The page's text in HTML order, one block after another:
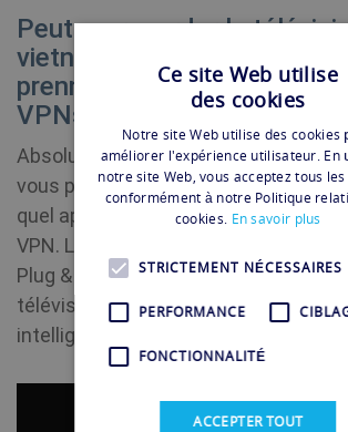
Peut-on regarder la
vietnamienne sur des
prennent pas nativement
VPNs ?
Absolument, vous le pouvez ! Avec
vous pouvez profiter de Shellfire VPN
quel appareil, même ceux sans
VPN. La Box fonctionne comme un
Plug & Play, vous permettant de
télévision vietnamienne sur votre
intelligent, console de jeu, ou même
Ce site Web utilise
des cookies
Notre site Web utilise des cookies
améliorer l'expérience utilisateur. En
notre site Web, vous acceptez tous
conformément à notre Politique
cookies. En savoir plus
STRICTEMENT NÉCESSAIRES
PERFORMANCE
FONCTIONNALITÉ
ACCEPTER TOUT